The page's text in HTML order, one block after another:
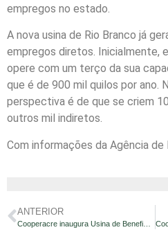
empregos no estado.
A nova usina de Rio Branco já
empregos diretos. Inicialmente,
opere com um terço da sua
que é de 900 mil quilos por ano.
perspectiva é de que se criem
outros mil indiretos.
Com informações da Agência de
ANTERIOR